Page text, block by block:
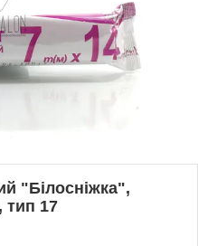
"Білосніжка",
тип 17